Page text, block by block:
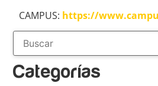
CAMPUS: https://
Categorías